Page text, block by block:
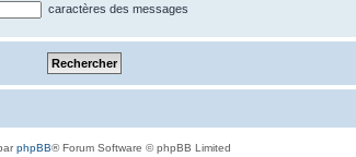
caractères des messages
phpBB® Forum Software © phpBB Limited